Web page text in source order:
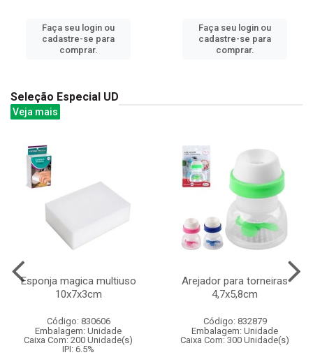
Faça seu login ou
cadastre-se para
comprar.
Faça seu login ou
cadastre-se para
comprar.
Seleção Especial UD
Veja mais
Esponja magica multiuso
10x7x3cm
Código: 830606
Embalagem: Unidade
Caixa Com: 200 Unidade(s)
IPI: 6.5%
Arejador para torneiras
4,7x5,8cm
Código: 832879
Embalagem: Unidade
Caixa Com: 300 Unidade(s)